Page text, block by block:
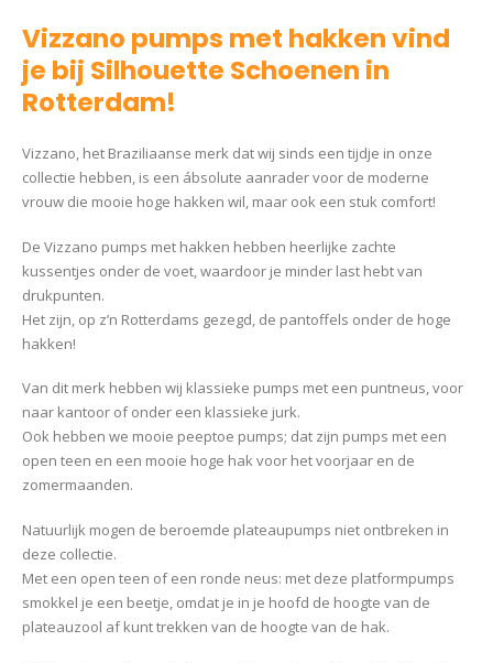
Vizzano pumps met hakken vind
je bij Silhouette Schoenen in
Rotterdam!
Vizzano, het Braziliaanse merk dat wij sinds een tijdje in onze
collectie hebben, is een ábsolute aanrader voor de moderne
vrouw die mooie hoge hakken wil, maar ook een stuk comfort!
De Vizzano pumps met hakken hebben heerlijke zachte
kussentjes onder de voet, waardoor je minder last hebt van
drukpunten.
Het zijn, op z’n Rotterdams gezegd, de pantoffels onder de hoge
hakken!
Van dit merk hebben wij klassieke pumps met een puntneus, voor
naar kantoor of onder een klassieke jurk.
Ook hebben we mooie peeptoe pumps; dat zijn pumps met een
open teen en een mooie hoge hak voor het voorjaar en de
zomermaanden.
Natuurlijk mogen de beroemde plateaupumps niet ontbreken in
deze collectie.
Met een open teen of een ronde neus: met deze platformpumps
smokkel je een beetje, omdat je in je hoofd de hoogte van de
plateauzool af kunt trekken van de hoogte van de hak.